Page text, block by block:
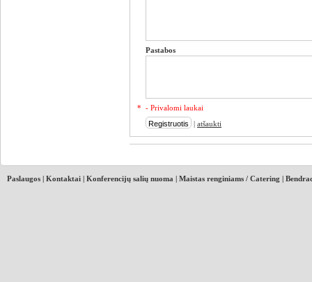
Pastabos
* - Privalomi laukai
| atšaukti
Paslaugos | Kontaktai | Konferencijų salių nuoma | Maistas renginiams / Catering |